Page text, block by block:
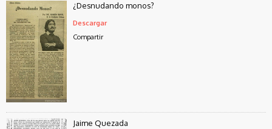
¿Desnudando monos?
Descargar
Compartir
Jaime Quezada